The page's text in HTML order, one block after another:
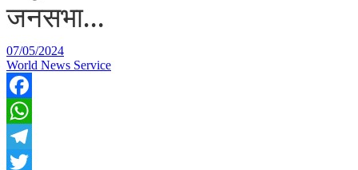
जनसभा…
07/05/2024
World News Service
Facebook
WhatsApp
Telegram